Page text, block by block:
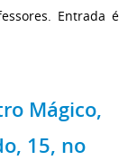
Entrada é
Mágico,
15, no